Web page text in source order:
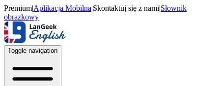
Premium|Aplikacja Mobilna|Skontaktuj się z nami|Słownik
obrazkowy
Toggle navigation